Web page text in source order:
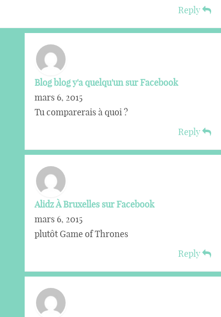
Reply
Blog blog y'a quelqu'un sur Facebook
mars 6, 2015
Tu comparerais à quoi ?
Reply
Alidz À Bruxelles sur Facebook
mars 6, 2015
plutôt Game of Thrones
Reply